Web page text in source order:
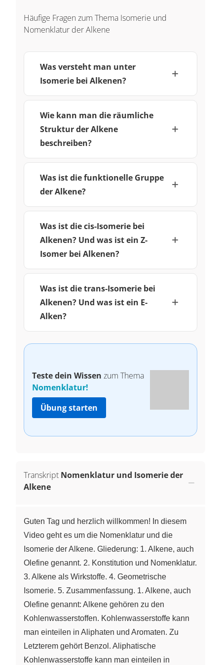
Häufige Fragen zum Thema Isomerie und
Nomenklatur der Alkene
Was versteht man unter
Isomerie bei Alkenen?
Wie kann man die räumliche
Struktur der Alkene
beschreiben?
Was ist die funktionelle Gruppe
der Alkene?
Was ist die cis-Isomerie bei
Alkenen? Und was ist ein Z-
Isomer bei Alkenen?
Was ist die trans-Isomerie bei
Alkenen? Und was ist ein E-
Alken?
Teste dein Wissen zum Thema
Nomenklatur!
Übung starten
Transkript Nomenklatur und Isomerie der
Alkene
Guten Tag und herzlich willkommen! In diesem
Video geht es um die Nomenklatur und die
Isomerie der Alkene. Gliederung: 1. Alkene, auch
Olefine genannt. 2. Konstitution und Nomenklatur.
3. Alkene als Wirkstoffe. 4. Geometrische
Isomerie. 5. Zusammenfassung. 1. Alkene, auch
Olefine genannt: Alkene gehören zu den
Kohlenwasserstoffen. Kohlenwasserstoffe kann
man einteilen in Aliphaten und Aromaten. Zu
Letzterem gehört Benzol. Aliphatische
Kohlenwasserstoffe kann man einteilen in